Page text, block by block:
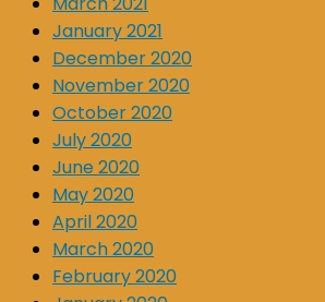
January 2021
December 2020
November 2020
October 2020
July 2020
June 2020
May 2020
April 2020
March 2020
February 2020